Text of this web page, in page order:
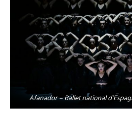
Afanador – Ballet national